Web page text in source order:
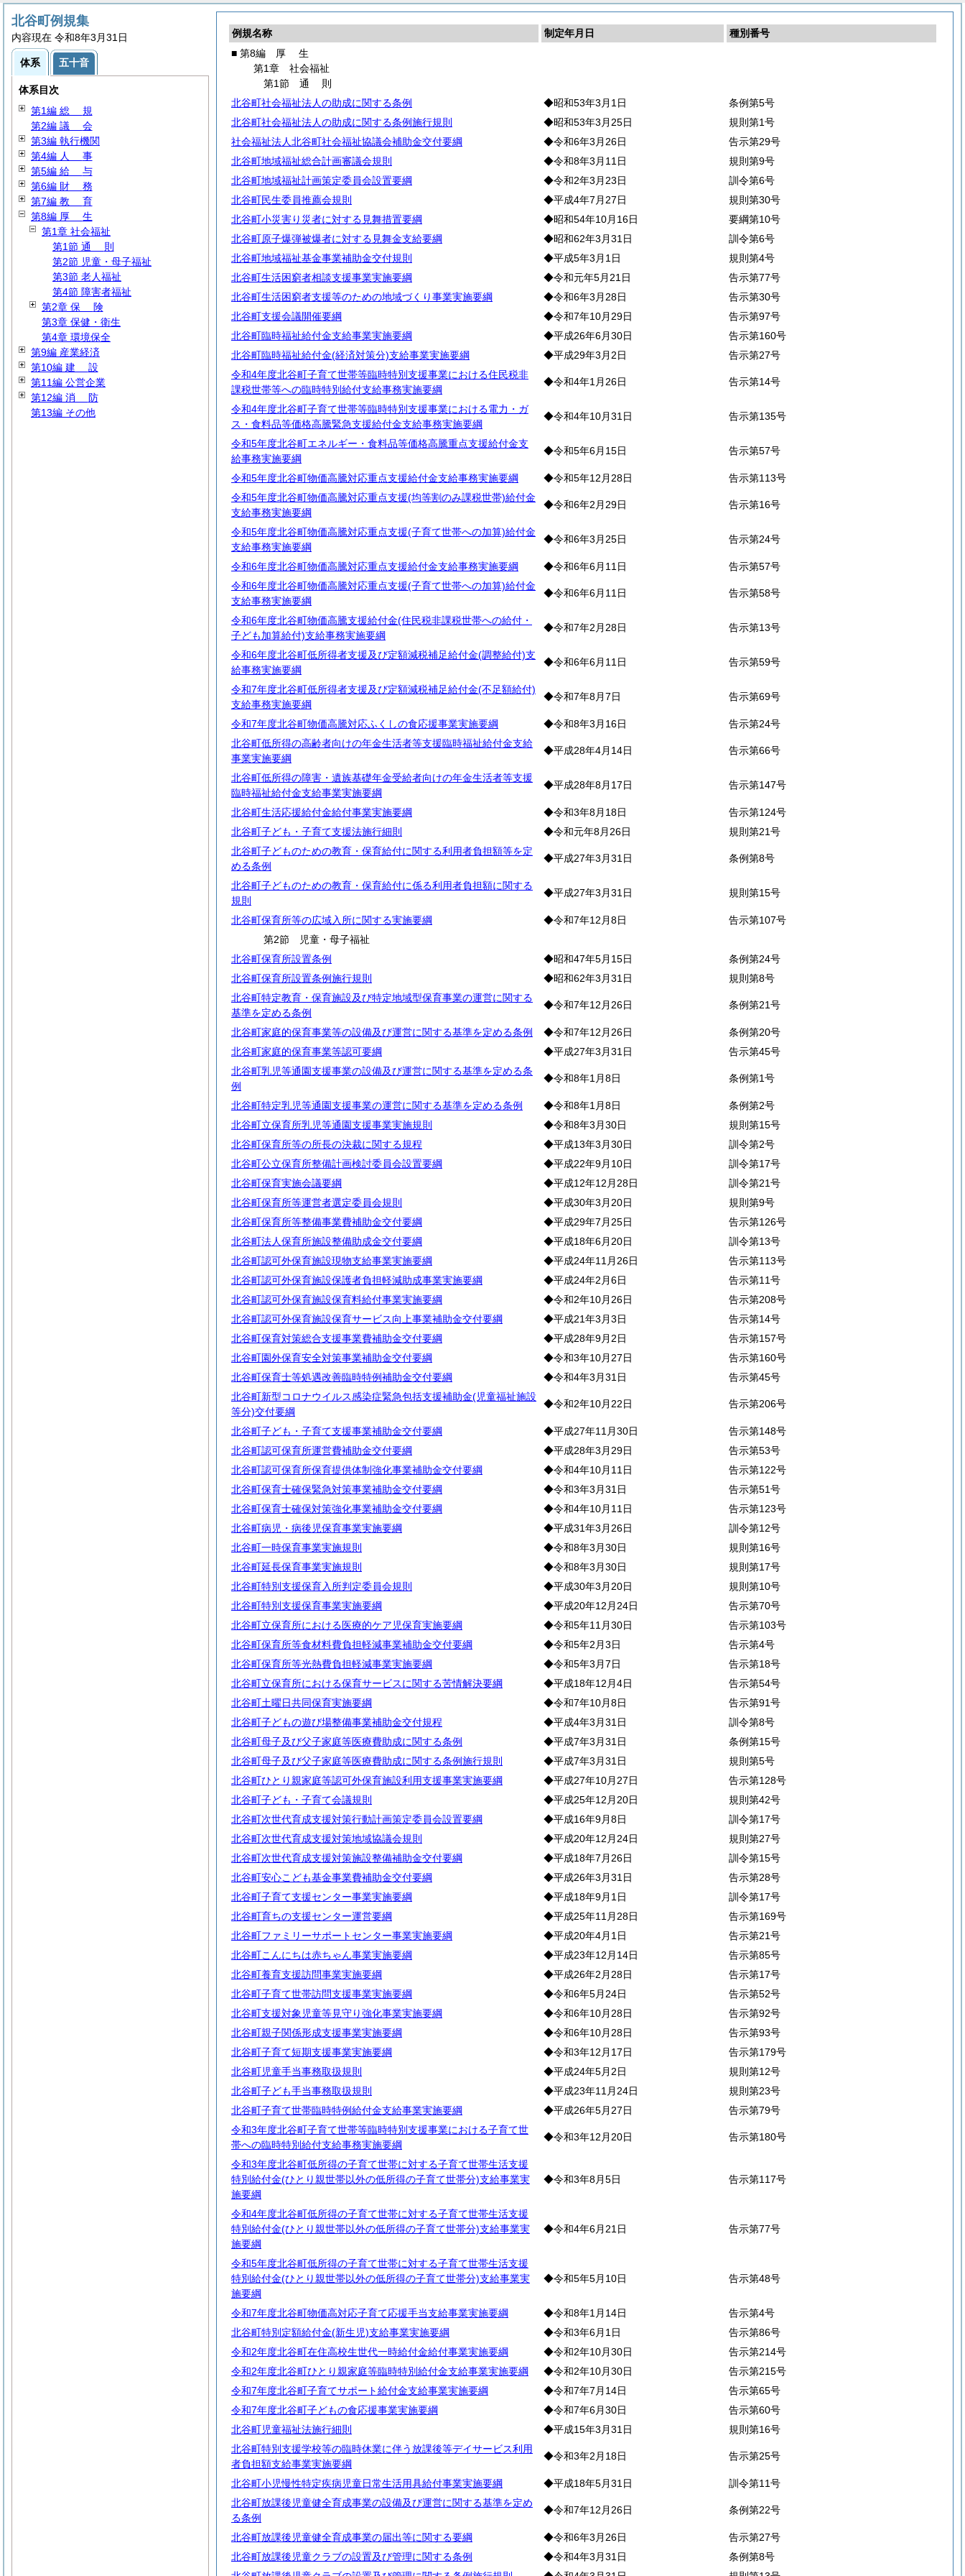
例規名称 制定年月日
種別番号
■ 第8編 厚 生
第1章 社会福祉
第1節 通 則
北谷町社会福祉法人の助成に関する条例
◆昭和53年3月1日
条例第5号
北谷町社会福祉法人の助成に関する条例施行規則
◆昭和53年3月25日
規則第1号
社会福祉法人北谷町社会福祉協議会補助金交付要綱
◆令和6年3月26日
告示第29号
北谷町地域福祉総合計画審議会規則
◆令和8年3月11日
規則第9号
北谷町地域福祉計画策定委員会設置要綱
◆令和2年3月23日
訓令第6号
北谷町民生委員推薦会規則
◆平成4年7月27日
規則第30号
北谷町小災害り災者に対する見舞措置要綱
◆昭和54年10月16日
要綱第10号
北谷町原子爆弾被爆者に対する見舞金支給要綱
◆昭和62年3月31日
訓令第6号
北谷町地域福祉基金事業補助金交付規則
◆平成5年3月1日
規則第4号
北谷町生活困窮者相談支援事業実施要綱
◆令和元年5月21日
告示第77号
北谷町生活困窮者支援等のための地域づくり事業実施要綱
◆令和6年3月28日
告示第30号
北谷町支援会議開催要綱
◆令和7年10月29日
告示第97号
北谷町臨時福祉給付金支給事業実施要綱
◆平成26年6月30日
告示第160号
北谷町臨時福祉給付金(経済対策分)支給事業実施要綱
◆平成29年3月2日
告示第27号
令和4年度北谷町子育て世帯等臨時特別支援事業における住民税非
課税世帯等への臨時特別給付支給事務実施要綱
◆令和4年1月26日 告示第14号
令和4年度北谷町子育て世帯等臨時特別支援事業における電力・ガ
ス・食料品等価格高騰緊急支援給付金支給事務実施要綱
◆令和4年10月31日 告示第135号
令和5年度北谷町エネルギー・食料品等価格高騰重点支援給付金支
給事務実施要綱
◆令和5年6月15日 告示第57号
令和5年度北谷町物価高騰対応重点支援給付金支給事務実施要綱 ◆令和5年12月28日
告示第113号
令和5年度北谷町物価高騰対応重点支援(均等割のみ課税世帯)給付金
支給事務実施要綱
◆令和6年2月29日 告示第16号
令和5年度北谷町物価高騰対応重点支援(子育て世帯への加算)給付金
支給事務実施要綱
◆令和6年3月25日 告示第24号
令和6年度北谷町物価高騰対応重点支援給付金支給事務実施要綱 ◆令和6年6月11日
告示第57号
令和6年度北谷町物価高騰対応重点支援(子育て世帯への加算)給付金
支給事務実施要綱
◆令和6年6月11日 告示第58号
令和6年度北谷町物価高騰支援給付金(住民税非課税世帯への給付・
子ども加算給付)支給事務実施要綱
◆令和7年2月28日 告示第13号
令和6年度北谷町低所得者支援及び定額減税補足給付金(調整給付)支
給事務実施要綱
◆令和6年6月11日 告示第59号
令和7年度北谷町低所得者支援及び定額減税補足給付金(不足額給付)
支給事務実施要綱
◆令和7年8月7日 告示第69号
令和7年度北谷町物価高騰対応ふくしの食応援事業実施要綱 ◆令和8年3月16日
告示第24号
北谷町低所得の高齢者向けの年金生活者等支援臨時福祉給付金支給
事業実施要綱
◆平成28年4月14日 告示第66号
北谷町低所得の障害・遺族基礎年金受給者向けの年金生活者等支援
臨時福祉給付金支給事業実施要綱
◆平成28年8月17日 告示第147号
北谷町生活応援給付金給付事業実施要綱 ◆令和3年8月18日
告示第124号
北谷町子ども・子育て支援法施行細則
◆令和元年8月26日
規則第21号
北谷町子どものための教育・保育給付に関する利用者負担額等を定
める条例
◆平成27年3月31日 条例第8号
北谷町子どものための教育・保育給付に係る利用者負担額に関する
規則
◆平成27年3月31日 規則第15号
北谷町保育所等の広域入所に関する実施要綱 ◆令和7年12月8日
告示第107号
第2節 児童・母子福祉
北谷町保育所設置条例
◆昭和47年5月15日
条例第24号
北谷町保育所設置条例施行規則
◆昭和62年3月31日
規則第8号
北谷町特定教育・保育施設及び特定地域型保育事業の運営に関する
基準を定める条例
◆令和7年12月26日 条例第21号
北谷町家庭的保育事業等の設備及び運営に関する基準を定める条例 ◆令和7年12月26日
条例第20号
北谷町家庭的保育事業等認可要綱
◆平成27年3月31日
告示第45号
北谷町乳児等通園支援事業の設備及び運営に関する基準を定める条
例
◆令和8年1月8日 条例第1号
北谷町特定乳児等通園支援事業の運営に関する基準を定める条例 ◆令和8年1月8日
条例第2号
北谷町立保育所乳児等通園支援事業実施規則
◆令和8年3月30日
規則第15号
北谷町保育所等の所長の決裁に関する規程
◆平成13年3月30日
訓令第2号
北谷町公立保育所整備計画検討委員会設置要綱
◆平成22年9月10日
訓令第17号
北谷町保育実施会議要綱
◆平成12年12月28日
訓令第21号
北谷町保育所等運営者選定委員会規則
◆平成30年3月20日
規則第9号
北谷町保育所等整備事業費補助金交付要綱
◆平成29年7月25日
告示第126号
北谷町法人保育所施設整備助成金交付要綱
◆平成18年6月20日
訓令第13号
北谷町認可外保育施設現物支給事業実施要綱
◆平成24年11月26日
告示第113号
北谷町認可外保育施設保護者負担軽減助成事業実施要綱
◆平成24年2月6日
告示第11号
北谷町認可外保育施設保育料給付事業実施要綱
◆令和2年10月26日
告示第208号
北谷町認可外保育施設保育サービス向上事業補助金交付要綱
◆平成21年3月3日
告示第14号
北谷町保育対策総合支援事業費補助金交付要綱
◆平成28年9月2日
告示第157号
北谷町園外保育安全対策事業補助金交付要綱
◆令和3年10月27日
告示第160号
北谷町保育士等処遇改善臨時特例補助金交付要綱
◆令和4年3月31日
告示第45号
北谷町新型コロナウイルス感染症緊急包括支援補助金(児童福祉施設
等分)交付要綱
◆令和2年10月22日 告示第206号
北谷町子ども・子育て支援事業補助金交付要綱 ◆平成27年11月30日
告示第148号
北谷町認可保育所運営費補助金交付要綱
◆平成28年3月29日
告示第53号
北谷町認可保育所保育提供体制強化事業補助金交付要綱
◆令和4年10月11日
告示第122号
北谷町保育士確保緊急対策事業補助金交付要綱
◆令和3年3月31日
告示第51号
北谷町保育士確保対策強化事業補助金交付要綱
◆令和4年10月11日
告示第123号
北谷町病児・病後児保育事業実施要綱
◆平成31年3月26日
訓令第12号
北谷町一時保育事業実施規則
◆令和8年3月30日
規則第16号
北谷町延長保育事業実施規則
◆令和8年3月30日
規則第17号
北谷町特別支援保育入所判定委員会規則
◆平成30年3月20日
規則第10号
北谷町特別支援保育事業実施要綱
◆平成20年12月24日
告示第70号
北谷町立保育所における医療的ケア児保育実施要綱
◆令和5年11月30日
告示第103号
北谷町保育所等食材料費負担軽減事業補助金交付要綱
◆令和5年2月3日
告示第4号
北谷町保育所等光熱費負担軽減事業実施要綱
◆令和5年3月7日
告示第18号
北谷町立保育所における保育サービスに関する苦情解決要綱
◆平成18年12月4日
告示第54号
北谷町土曜日共同保育実施要綱
◆令和7年10月8日
告示第91号
北谷町子どもの遊び場整備事業補助金交付規程
◆平成4年3月31日
訓令第8号
北谷町母子及び父子家庭等医療費助成に関する条例
◆平成7年3月31日
条例第15号
北谷町母子及び父子家庭等医療費助成に関する条例施行規則
◆平成7年3月31日
規則第5号
北谷町ひとり親家庭等認可外保育施設利用支援事業実施要綱
◆平成27年10月27日
告示第128号
北谷町子ども・子育て会議規則
◆平成25年12月20日
規則第42号
北谷町次世代育成支援対策行動計画策定委員会設置要綱
◆平成16年9月8日
訓令第17号
北谷町次世代育成支援対策地域協議会規則
◆平成20年12月24日
規則第27号
北谷町次世代育成支援対策施設整備補助金交付要綱
◆平成18年7月26日
訓令第15号
北谷町安心こども基金事業費補助金交付要綱
◆平成26年3月31日
告示第28号
北谷町子育て支援センター事業実施要綱
◆平成18年9月1日
訓令第17号
北谷町育ちの支援センター運営要綱
◆平成25年11月28日
告示第169号
北谷町ファミリーサポートセンター事業実施要綱
◆平成20年4月1日
告示第21号
北谷町こんにちは赤ちゃん事業実施要綱
◆平成23年12月14日
告示第85号
北谷町養育支援訪問事業実施要綱
◆平成26年2月28日
告示第17号
北谷町子育て世帯訪問支援事業実施要綱
◆令和6年5月24日
告示第52号
北谷町支援対象児童等見守り強化事業実施要綱
◆令和6年10月28日
告示第92号
北谷町親子関係形成支援事業実施要綱
◆令和6年10月28日
告示第93号
北谷町子育て短期支援事業実施要綱
◆令和3年12月17日
告示第179号
北谷町児童手当事務取扱規則
◆平成24年5月2日
規則第12号
北谷町子ども手当事務取扱規則
◆平成23年11月24日
規則第23号
北谷町子育て世帯臨時特例給付金支給事業実施要綱
◆平成26年5月27日
告示第79号
令和3年度北谷町子育て世帯等臨時特別支援事業における子育て世
帯への臨時特別給付支給事務実施要綱
◆令和3年12月20日 告示第180号
令和3年度北谷町低所得の子育て世帯に対する子育て世帯生活支援
特別給付金(ひとり親世帯以外の低所得の子育て世帯分)支給事業実
施要綱
◆令和3年8月5日 告示第117号
令和4年度北谷町低所得の子育て世帯に対する子育て世帯生活支援
特別給付金(ひとり親世帯以外の低所得の子育て世帯分)支給事業実
施要綱
◆令和4年6月21日 告示第77号
令和5年度北谷町低所得の子育て世帯に対する子育て世帯生活支援
特別給付金(ひとり親世帯以外の低所得の子育て世帯分)支給事業実
施要綱
◆令和5年5月10日 告示第48号
令和7年度北谷町物価高対応子育て応援手当支給事業実施要綱 ◆令和8年1月14日
告示第4号
北谷町特別定額給付金(新生児)支給事業実施要綱
◆令和3年6月1日
告示第86号
令和2年度北谷町在住高校生世代一時給付金給付事業実施要綱
◆令和2年10月30日
告示第214号
令和2年度北谷町ひとり親家庭等臨時特別給付金支給事業実施要綱
◆令和2年10月30日
告示第215号
令和7年度北谷町子育てサポート給付金支給事業実施要綱
◆令和7年7月14日
告示第65号
令和7年度北谷町子どもの食応援事業実施要綱
◆令和7年6月30日
告示第60号
北谷町児童福祉法施行細則
◆平成15年3月31日
規則第16号
北谷町特別支援学校等の臨時休業に伴う放課後等デイサービス利用
者負担額支給事業実施要綱
◆令和3年2月18日 告示第25号
北谷町小児慢性特定疾病児童日常生活用具給付事業実施要綱 ◆平成18年5月31日
訓令第11号
北谷町放課後児童健全育成事業の設備及び運営に関する基準を定め
る条例
◆令和7年12月26日 条例第22号
北谷町放課後児童健全育成事業の届出等に関する要綱 ◆令和6年3月26日
告示第27号
北谷町放課後児童クラブの設置及び管理に関する条例
◆令和4年3月31日
条例第8号
北谷町例規集
内容現在 令和8年3月31日
体系 五十音
体系目次
第1編 総 規
第2編 議 会
第3編 執行機関
第4編 人 事
第5編 給 与
第6編 財 務
第7編 教 育
第8編 厚 生
第1章 社会福祉
第1節 通 則
第2節 児童・母子福祉
第3節 老人福祉
第4節 障害者福祉
第2章 保
険
第3章 保健・衛生
第4章 環境保全
第9編 産業経済
第10編 建 設
第11編 公営企業
第12編 消 防
第13編 その他